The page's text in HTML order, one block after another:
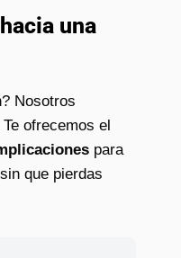
una
Nosotros
ofrecemos el
para
que pierdas